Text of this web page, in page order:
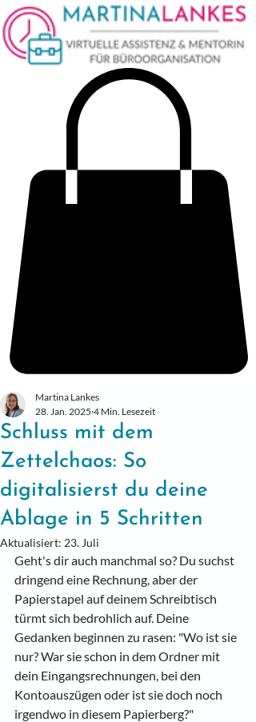
Schluss mit dem
Zettelchaos: So
digitalisierst du deine
Ablage in 5 Schritten
Martina Lankes
28. Jan. 2025 4 Min. Lesezeit
Aktualisiert: 23. Juli
Geht's dir auch manchmal so? Du suchst
dringend eine Rechnung, aber der
Papierstapel auf deinem Schreibtisch
türmt sich bedrohlich auf. Deine
Gedanken beginnen zu rasen: "Wo ist sie
nur? War sie schon in dem Ordner mit
dein Eingangsrechnungen, bei den
Kontoauszügen oder ist sie doch noch
irgendwo in diesem Papierberg?"